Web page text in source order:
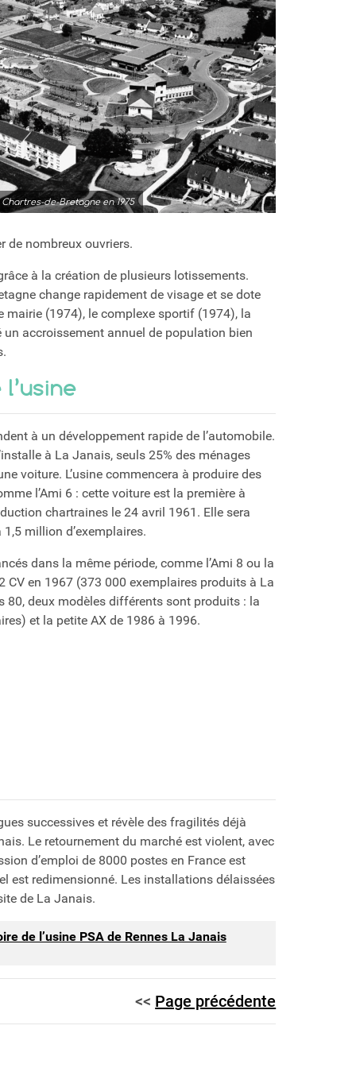
de-Bretagne en 1975
de nombreux ouvriers.
à la création de plusieurs lotissements.
change rapidement de visage et se dote
mairie (1974), le complexe sportif (1974), la
accroissement annuel de population bien
à un développement rapide de l’automobile.
à La Janais, seuls 25% des ménages
voiture. L’usine commencera à produire des
l’Ami 6 : cette voiture est la première à
chartraines le 24 avril 1961. Elle sera
million d’exemplaires.
dans la même période, comme l’Ami 8 ou la
CV en 1967 (373 000 exemplaires produits à La
80, deux modèles différents sont produits : la
et la petite AX de 1986 à 1996.
successives et révèle des fragilités déjà
Le retournement du marché est violent, avec
d’emploi de 8000 postes en France est
est redimensionné. Les installations délaissées
de La Janais.
de l’usine PSA de Rennes La Janais
<< Page précédente